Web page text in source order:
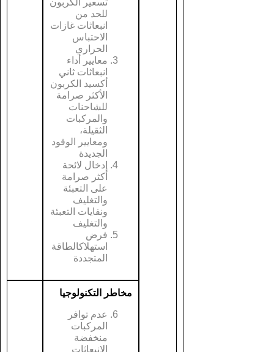
تسعير الكربون
للحد من
انبعاثات غازات
الاحتباس
الحراري
معايير أداء
انبعاثات ثاني
أكسيد الكربون
الأكثر صرامة
للشاحنات
والمركبات
الثقيلة،
ومعايير الوقود
الجديدة
إدخال لائحة
أكثر صرامة
على التعبئة
والتغليف
ونفايات التعبئة
والتغليف
فرض
استهلاكالطاقة
المتجددة
مخاطر التكنولوجيا
عدم توافر
المركبات
منخفضة
الانبعاثات